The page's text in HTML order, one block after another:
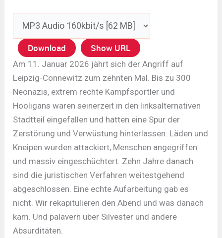
Download Show URL
Am 11. Januar 2026 jährt sich der Angriff auf
Leipzig-Connewitz zum zehnten Mal. Bis zu 300
Neonazis, extrem rechte Kampfsportler und
Hooligans waren seinerzeit in den linksalternativen
Stadtteil eingefallen und hatten eine Spur der
Zerstörung und Verwüstung hinterlassen. Läden und
Kneipen wurden attackiert, Menschen angegriffen
und massiv eingeschüchtert. Zehn Jahre danach
sind die juristischen Verfahren weitestgehend
abgeschlossen. Eine echte Aufarbeitung gab es
nicht. Wir rekapitulieren den Abend und was danach
kam. Und palavern über Silvester und andere
Absurditäten.